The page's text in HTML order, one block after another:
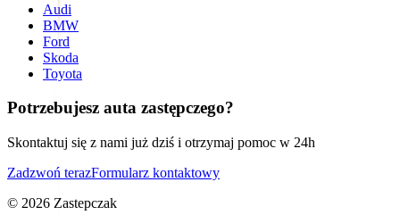
Audi
BMW
Ford
Skoda
Toyota
Potrzebujesz auta zastępczego?
Skontaktuj się z nami już dziś i otrzymaj pomoc w 24h
Zadzwoń terazFormularz kontaktowy
© 2026 Zastepczak